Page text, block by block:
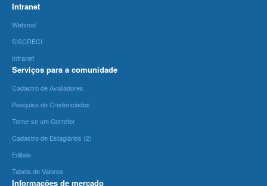
Intranet
Webmail
SISCRECI
Intranet
Serviços para a comunidade
Cadastro de Avaliadores
Pesquisa de Credenciados
Torne-se um Corretor
Cadastro de Estagiários (2)
Editais
Tabela de Valores
Informações de mercado